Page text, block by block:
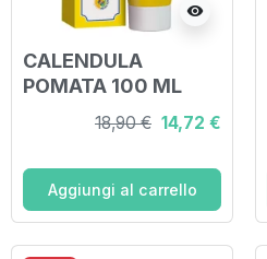
visibility
CALENDULA
POMATA 100 ML
18,90 € 14,72 €
Aggiungi al carrello